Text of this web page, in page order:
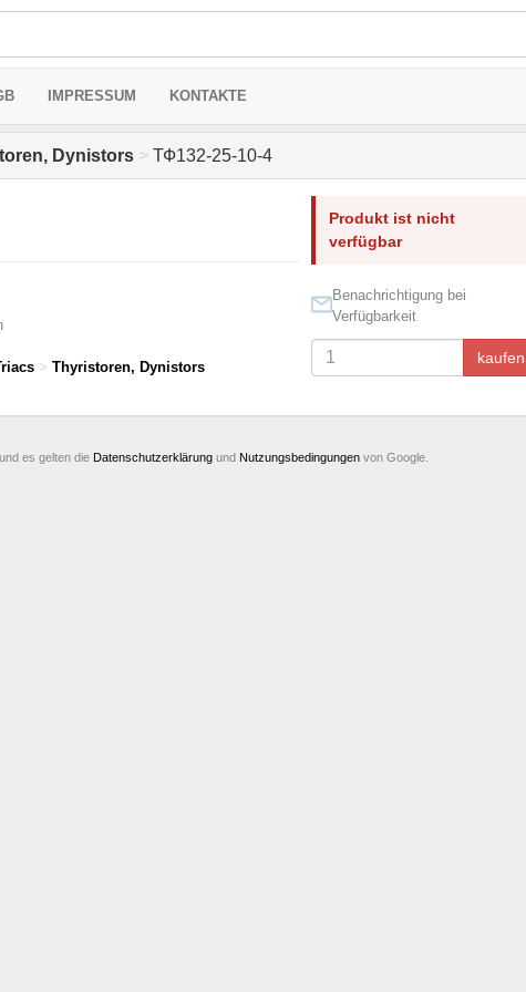
IMPRESSUM KONTAKTE
Dynistors > ТФ132-25-10-4
> Thyristoren, Dynistors
Produkt ist nicht
verfügbar
Benachrichtigung bei
Verfügbarkeit
kaufen
es gelten die Datenschutzerklärung und Nutzungsbedingungen von Google.